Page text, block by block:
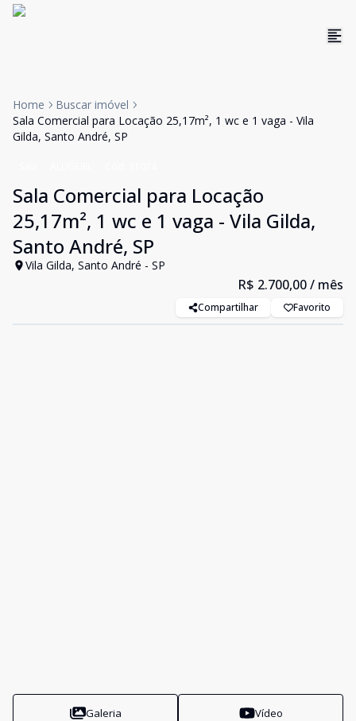
Home
Buscar imóvel
Sala Comercial para Locação 25,17m², 1 wc e 1 vaga - Vila
Gilda, Santo André, SP
Sala Comercial para Locação
25,17m², 1 wc e 1 vaga - Vila Gilda,
Santo André, SP
Vila Gilda, Santo André - SP
R$ 2.700,00/ mês
Compartilhar Favorito
Galeria Vídeo